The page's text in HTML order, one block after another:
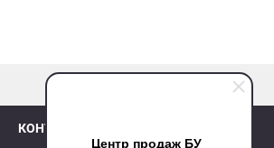
Центр продаж БУ
КОНТАКТЫ